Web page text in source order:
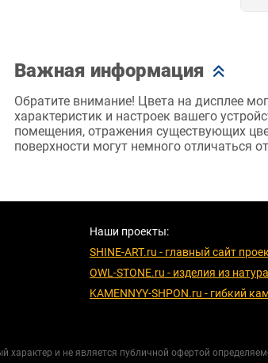
Важная информация
Обратите внимание! Цвета на дисплее
характеристик и настроек вашего
помещения, отражения существующих
поверхности могут немного отличаться
Наши проекты:
SHINE-ART.ru - главный сайт
OWL-STONE.ru - изделия из
KAMENNYY-SHPON.ru - гибкий
и не является публичной офертой